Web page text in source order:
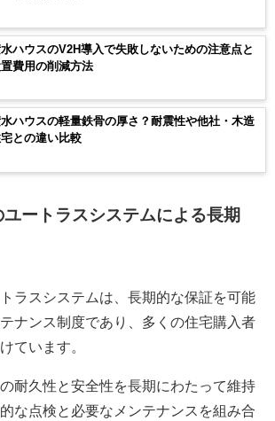
ハウスのV2H導入で失敗しないための注意点と
費用の削減方法
ハウスの軽量鉄骨の厚さ？耐震性や他社・木造
との違い比較
ートラスシステムによる長期
ラスシステムは、長期的な保証を可能
ナンス制度であり、多くの住宅購入者
ています。
耐久性と安全性を長期にわたって維持
な点検と必要なメンテナンスを組み合